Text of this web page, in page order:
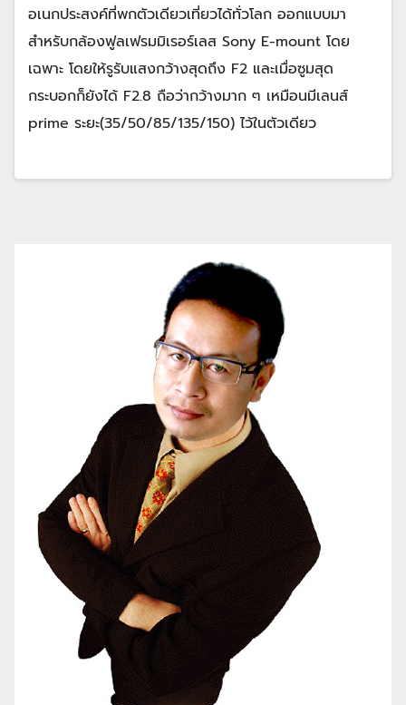
อเนกประสงค์ที่พกตัวเดียวเที่ยวได้ทั่วโลก ออกแบบมา
สำหรับกล้องฟูลเฟรมมิเรอร์เลส Sony E-mount โดย
เฉพาะ โดยให้รูรับแสงกว้างสุดถึง F2 และเมื่อซูมสุด
กระบอกก็ยังได้ F2.8 ถือว่ากว้างมาก ๆ เหมือนมีเลนส์
prime ระยะ(35/50/85/135/150) ไว้ในตัวเดียว